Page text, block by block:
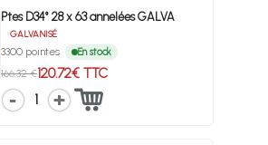
Ptes D34° 28 x 63 annelées GALVA
GALVANISÉ
3300 pointes En stock
166.32 €120.72€ TTC
1